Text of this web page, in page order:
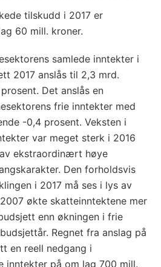
tilskudd i 2017 er
60 mill. kroner.
samlede inntekter i
2017 anslås til 2,3 mrd.
Det anslås en
frie inntekter med
-0,4 prosent. Veksten i
var meget sterk i 2016
ekstraordinært høye
Den forholdsvis
i 2017 må ses i lys av
økte skatteinntektene mer
enn økningen i frie
Regnet fra anslag på
en reell nedgang i
inntekter på om lag 700 mill.